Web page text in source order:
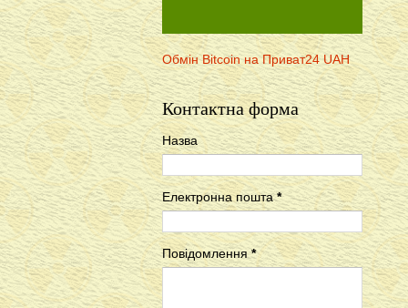
Обмін Bitcoin на Приват24 UAH
Контактна форма
Назва
Електронна пошта*
Повідомлення*